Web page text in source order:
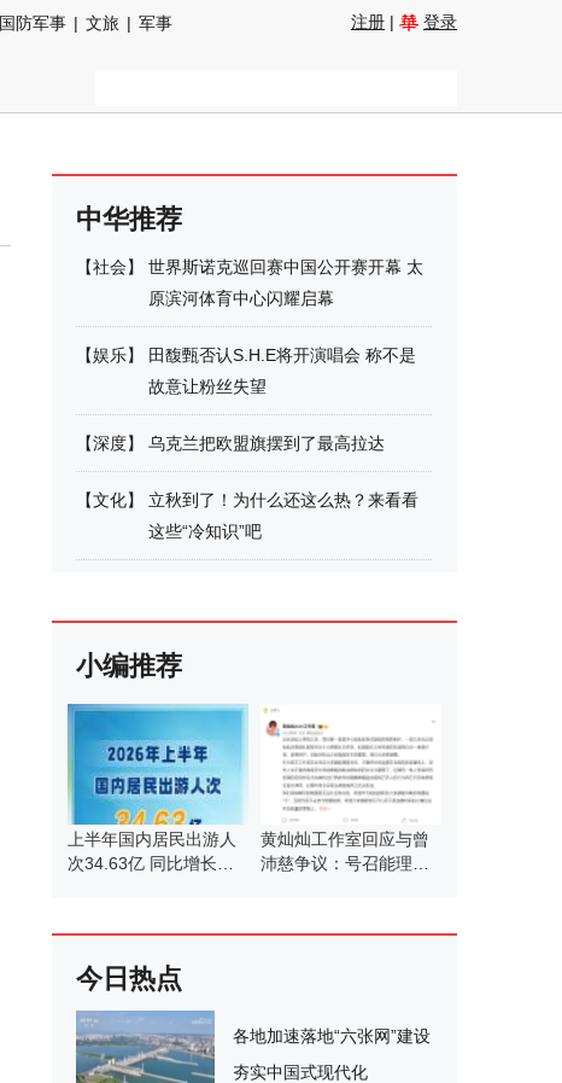
国防军事 | 文旅 | 军事
注册 | 登录
中华推荐
【社会】
世界斯诺克巡回赛中国公开赛开幕 太
原滨河体育中心闪耀启幕
【娱乐】
田馥甄否认S.H.E将开演唱会 称不是
故意让粉丝失望
【深度】 乌克兰把欧盟旗摆到了最高拉达
【文化】
立秋到了！为什么还这么热？来看看
这些“冷知识”吧
小编推荐
上半年国内居民出游人
次34.63亿 同比增长
黄灿灿工作室回应与曾
沛慈争议：号召能理智
今日热点
各地加速落地“六张网”建设
夯实中国式现代化